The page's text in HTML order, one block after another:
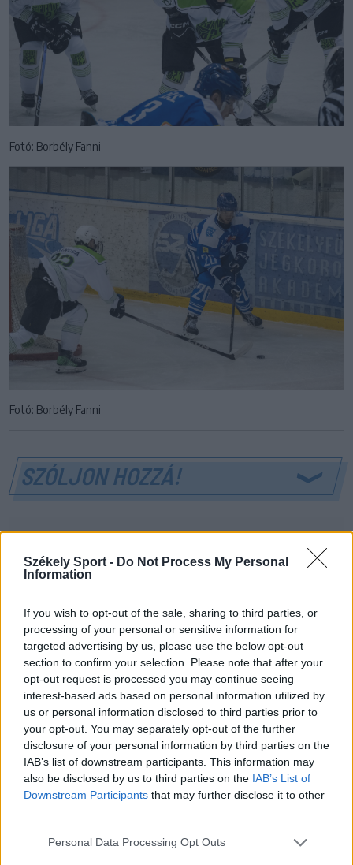
Székely Sport - Do Not Process My Personal
Information
If you wish to opt-out of the sale, sharing to third parties, or
processing of your personal or sensitive information for
targeted advertising by us, please use the below opt-out
section to confirm your selection. Please note that after your
opt-out request is processed you may continue seeing
interest-based ads based on personal information utilized by
us or personal information disclosed to third parties prior to
your opt-out. You may separately opt-out of the further
disclosure of your personal information by third parties on the
IAB’s list of downstream participants. This information may
also be disclosed by us to third parties on the IAB’s List of
Downstream Participants that may further disclose it to other
Personal Data Processing Opt Outs
Fotó: Borbély Fanni
Fotó: Borbély Fanni
SZÓLJON HOZZÁ!
FOTE-ra
09:49
Hazai pályán játszik a CFR, idegenben lép pályára a
Craiova – a csütörtöki sportműsor
23:30
Corbu bombagólja döntött, előnyből várja a
visszavágót a Ferencváros
21:08
Drámai meccsen, a hosszabbításban búcsúzott a
20:34